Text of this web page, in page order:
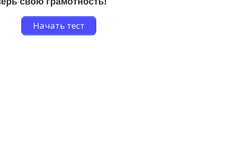
Начать тест